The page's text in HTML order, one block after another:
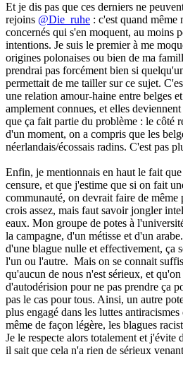
Et je dis pas que ces derniers ne
rejoins @Die_ruhe : c'est quand même
concernés qui s'en moquent, au moins
intentions. Je suis le premier à me
origines polonaises ou bien de ma
prendrai pas forcément bien si
permettait de me tailler sur ce sujet.
une relation amour-haine entre belges
amplement connues, et elles
que ça fait partie du problème : le côté
d'un moment, on a compris que les
néerlandais/écossais radins. C'est pas
Enfin, je mentionnais en haut le fait que
censure, et que j'estime que si on fait
communauté, on devrait faire de
crois assez, mais faut savoir jongler
eaux. Mon groupe de potes à
la campagne, d'un métisse et d'un
d'une blague nulle et effectivement, ça
l'un ou l'autre. Mais on se connait
qu'aucun de nous n'est sérieux, et
d'autodérision pour ne pas prendre ça
pas le cas pour tous. Ainsi, un autre
plus engagé dans les luttes
même de façon légère, les blagues
Je le respecte alors totalement et j'évite
il sait que cela n'a rien de sérieux